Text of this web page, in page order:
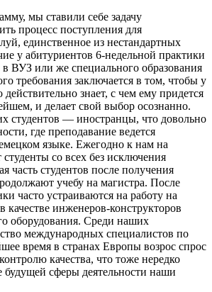
мы ставили себе задачу
процесс поступления для
единственное из нестандартных
у абитуриентов 6-недельной практики
ВУЗ или же специального образования
требования заключается в том, чтобы у
действительно знает, с чем ему придется
и делает свой выбор осознанно.
студентов — иностранцы, что довольно
где преподавание ведется
языке. Ежегодно к нам на
со всех без исключения
часть студентов после получения
учебу на магистра. После
часто устраиваются на работу на
качестве инженеров-конструкторов
оборудования. Среди наших
международных специалистов по
время в странах Европы возрос спрос
качества, что тоже нередко
будущей сферы деятельности наши